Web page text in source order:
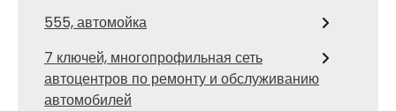
555, автомойка
7 ключей, многопрофильная сеть
автоцентров по ремонту и обслуживанию
автомобилей